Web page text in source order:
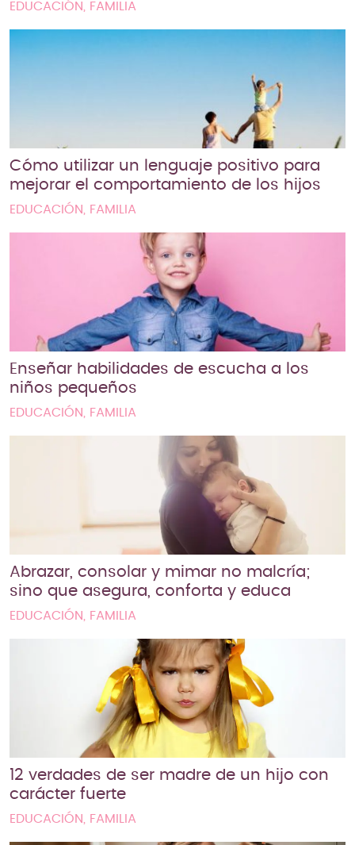
EDUCACIÓN, FAMILIA
Cómo utilizar un lenguaje positivo para
mejorar el comportamiento de los hijos
EDUCACIÓN, FAMILIA
Enseñar habilidades de escucha a los
niños pequeños
EDUCACIÓN, FAMILIA
Abrazar, consolar y mimar no malcría;
sino que asegura, conforta y educa
EDUCACIÓN, FAMILIA
12 verdades de ser madre de un hijo con
carácter fuerte
EDUCACIÓN, FAMILIA